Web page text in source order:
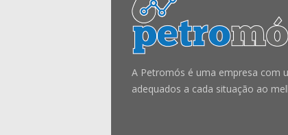
A Petromós é uma empresa com
adequados a cada situação ao